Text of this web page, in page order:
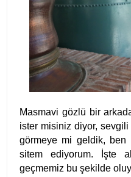
Masmavi gözlü bir
ister misiniz diyor,
görmeye mi geldik, ben
sitem ediyorum. İşte
geçmemiz bu şekilde